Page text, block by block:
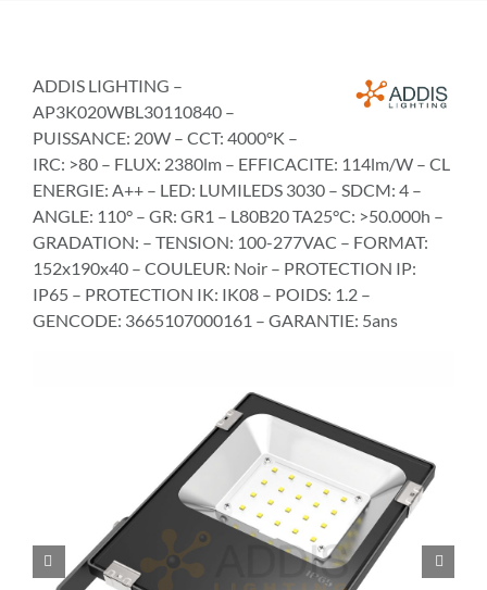
ADDIS LIGHTING –
AP3K020WBL30110840 –
PUISSANCE: 20W – CCT: 4000°K –
IRC: >80 – FLUX: 2380lm – EFFICACITE: 114lm/W – CL
ENERGIE: A++ – LED: LUMILEDS 3030 – SDCM: 4 –
ANGLE: 110° – GR: GR1 – L80B20 TA25°C: >50.000h –
GRADATION: – TENSION: 100-277VAC – FORMAT:
152x190x40 – COULEUR: Noir – PROTECTION IP:
IP65 – PROTECTION IK: IK08 – POIDS: 1.2 –
GENCODE: 3665107000161 – GARANTIE: 5ans
 